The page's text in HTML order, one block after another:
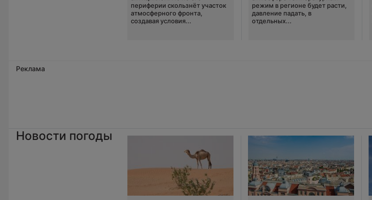
периферии скользнёт участок
атмосферного фронта,
создавая условия...
режим в регионе будет расти,
давление падать, в
отдельных...
Реклама
Новости погоды